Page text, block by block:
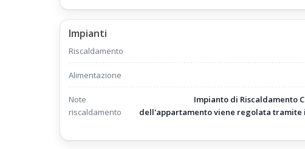
Impianti
Riscaldamento
Alimentazione
Note
riscaldamento
Impianto di Riscaldamento
dell'appartamento viene regolata